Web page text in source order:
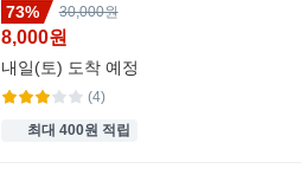
73%
30,000원
8,000원
내일(토) 도착 예정
(4)
최대 400원 적립